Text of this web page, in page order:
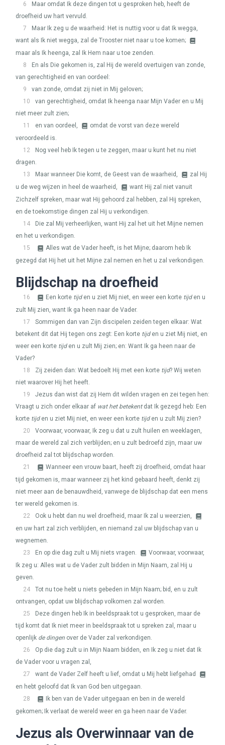
6
Maar omdat Ik deze dingen tot u gesproken heb, heeft de
droefheid uw hart vervuld.
7
Maar Ik zeg u de waarheid: Het is nuttig voor u dat Ik wegga,
want als Ik niet wegga, zal de Trooster niet naar u toe komen;
maar als Ik heenga, zal Ik Hem naar u toe zenden.
8
En als Die gekomen is, zal Hij de wereld overtuigen van zonde,
van gerechtigheid en van oordeel:
9
van zonde, omdat zij niet in Mij geloven;
10
van gerechtigheid, omdat Ik heenga naar Mijn Vader en u Mij
niet meer zult zien;
11
en van oordeel,
omdat de vorst van deze wereld
veroordeeld is.
12
Nog veel heb Ik tegen u te zeggen, maar u kunt het nu niet
dragen.
13
Maar wanneer Die komt, de Geest van de waarheid,
zal Hij
u de weg wijzen in heel de waarheid,
want Hij zal niet vanuit
Zichzelf spreken, maar wat Hij gehoord zal hebben, zal Hij spreken,
en de toekomstige dingen zal Hij u verkondigen.
14
Die zal Mij verheerlijken, want Hij zal het uit het Mijne nemen
en het u verkondigen.
15
Alles wat de Vader heeft, is het Mijne; daarom heb Ik
gezegd dat Hij het uit het Mijne zal nemen en het u zal verkondigen.
Blijdschap na droefheid
16 Een korte tijden u ziet Mij niet, en weer een korte tijden u
zult Mij zien, want Ik ga heen naar de Vader.
17
Sommigen dan van Zijn discipelen zeiden tegen elkaar: Wat
betekent dit dat Hij tegen ons zegt: Een korte tijden u ziet Mij niet, en
weer een korte tijden u zult Mij zien; en: Want Ik ga heen naar de
Vader?
18
Zij zeiden dan: Wat bedoelt Hij met een korte tijd? Wij weten
niet waarover Hij het heeft.
19
Jezus dan wist dat zij Hem dit wilden vragen en zei tegen hen:
Vraagt u zich onder elkaar af wat het betekentdat Ik gezegd heb: Een
korte tijden u ziet Mij niet, en weer een korte tijden u zult Mij zien?
20
Voorwaar, voorwaar, Ik zeg u dat u zult huilen en weeklagen,
maar de wereld zal zich verblijden; en u zult bedroefd zijn, maar uw
droefheid zal tot blijdschap worden.
21
Wanneer een vrouw baart, heeft zij droefheid, omdat haar
tijd gekomen is, maar wanneer zij het kind gebaard heeft, denkt zij
niet meer aan de benauwdheid, vanwege de blijdschap dat een mens
ter wereld gekomen is.
22
Ook u hebt dan nu wel droefheid, maar Ik zal u weerzien,
en uw hart zal zich verblijden, en niemand zal uw blijdschap van u
wegnemen.
23
En op die dag zult u Mij niets vragen.
Voorwaar, voorwaar,
Ik zeg u: Alles wat u de Vader zult bidden in Mijn Naam, zal Hij u
geven.
24
Tot nu toe hebt u niets gebeden in Mijn Naam; bid, en u zult
ontvangen, opdat uw blijdschap volkomen zal worden.
25
Deze dingen heb Ik in beeldspraak tot u gesproken, maar de
tijd komt dat Ik niet meer in beeldspraak tot u spreken zal, maar u
openlijk de dingen over de Vader zal verkondigen.
26
Op die dag zult u in Mijn Naam bidden, en Ik zeg u niet dat Ik
de Vader voor u vragen zal,
27
want de Vader Zelf heeft u lief, omdat u Mij hebt liefgehad
en hebt geloofd dat Ik van God ben uitgegaan.
28
Ik ben van de Vader uitgegaan en ben in de wereld
gekomen; Ik verlaat de wereld weer en ga heen naar de Vader.
Jezus als Overwinnaar van de